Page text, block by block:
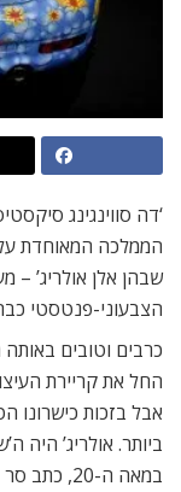
‘דה סווינגינג
הממלכה המאוחדת
שבהן אלן אולריג’ –
הצבעוני-פנטסטי כבר 40 שנה – צמח, עוצב
כרבים וטובים
החל את קריירת
אבל בזכות
ביותר. אולריג’ היה
במאה ה-20,